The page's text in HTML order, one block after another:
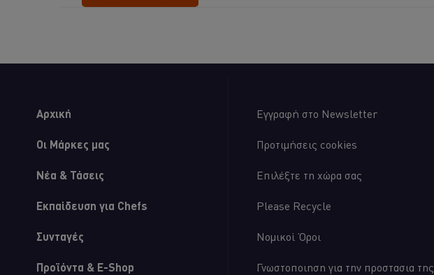
Μουστάρδα
είναι
στα
5
τις
1.
Αρχική
Οι Μάρκες μας
Νέα & Τάσεις
Εκπαίδευση για Chefs
Συνταγές
Προϊόντα & E-Shop
Εγγραφή στο Newsletter
Προτιμήσεις cookies
Επιλέξτε τη χώρα σας
Please Recycle
Νομικοί Όροι
Γνωστοποιηση για την προστασια της